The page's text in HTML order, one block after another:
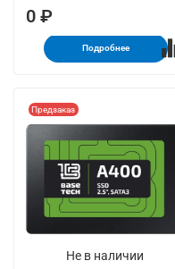
0 ₽
Подробнее
Не в наличии
Предзаказ